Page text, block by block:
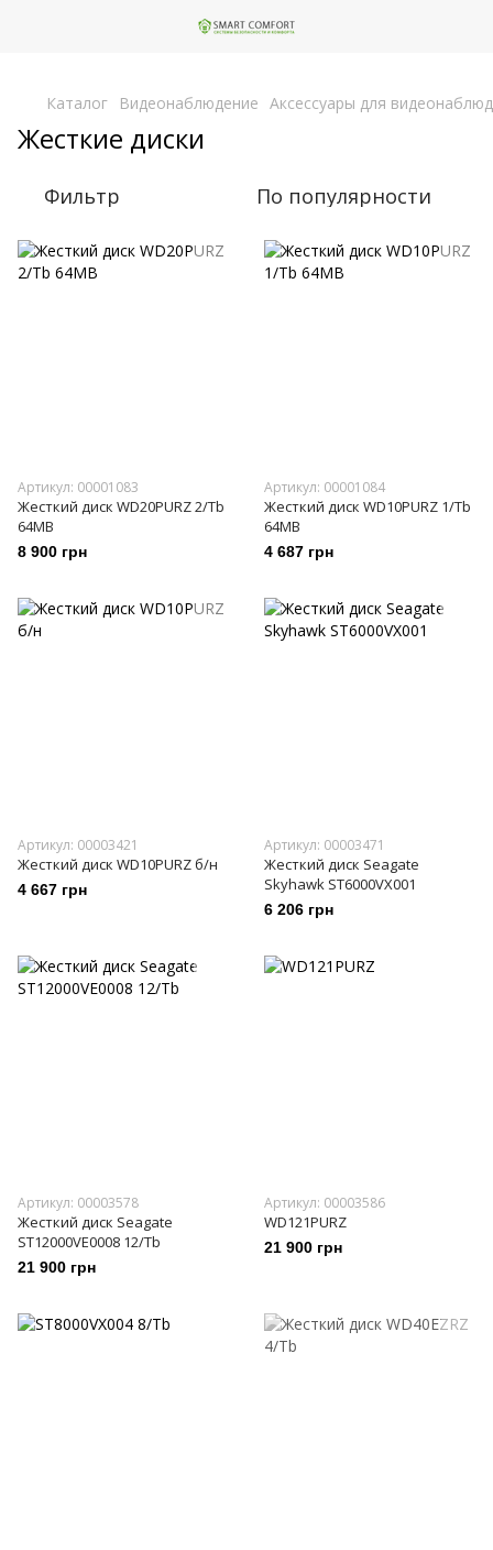
Каталог Видеонаблюдение Аксессуары для
Жесткие диски
Фильтр По популярности
Артикул: 00001083
Жесткий диск WD20PURZ 2/Tb
64MB
8 900 грн
Артикул: 00001084
Жесткий диск WD10PURZ 1/Tb
64MB
4 687 грн
Артикул: 00003421
Жесткий диск WD10PURZ б/н
4 667 грн
Артикул: 00003471
Жесткий диск Seagate
Skyhawk ST6000VX001
6 206 грн
Артикул: 00003578
Жесткий диск Seagate
ST12000VE0008 12/Tb
21 900 грн
Артикул: 00003586
WD121PURZ
21 900 грн